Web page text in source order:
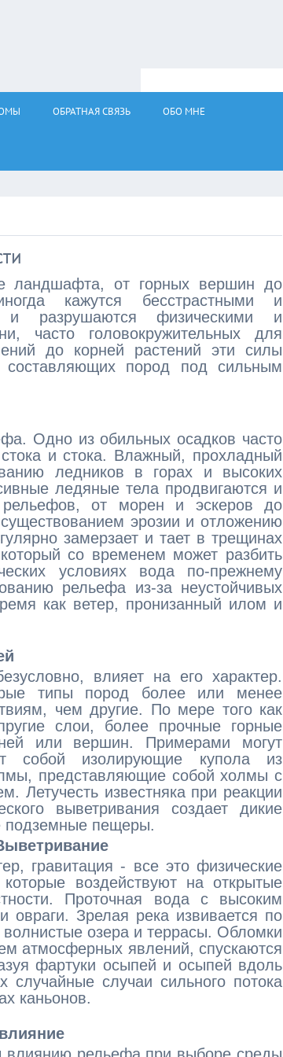
ОБРАТНАЯ СВЯЗЬ ОБО МНЕ
ландшафта, от горных вершин до
кажутся бесстрастными и
и разрушаются физическими и
часто головокружительных для
до корней растений эти силы
составляющих пород под сильным
Одно из обильных осадков часто
и стока. Влажный, прохладный
ледников в горах и высоких
ледяные тела продвигаются и
от морен и эскеров до
эрозии и отложению
замерзает и тает в трещинах
со временем может разбить
условиях вода по-прежнему
рельефа из-за неустойчивых
как ветер, пронизанный илом и
влияет на его характер.
типы пород более или менее
чем другие. По мере того как
слои, более прочные горные
или вершин. Примерами могут
собой изолирующие купола из
представляющие собой холмы с
Летучесть известняка при реакции
выветривания создает дикие
подземные пещеры.
гравитация - все это физические
воздействуют на открытые
Проточная вода с высоким
Зрелая река извивается по
озера и террасы. Обломки
атмосферных явлений, спускаются
фартуки осыпей и осыпей вдоль
случайные случаи сильного потока
каньонов.